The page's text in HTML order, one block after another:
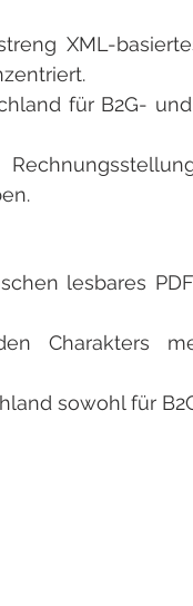
XML-
für B2G- und
lesbares
Charakters
sowohl für